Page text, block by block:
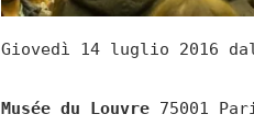
Giovedì 14 luglio 2016
Musée du Louvre 75001